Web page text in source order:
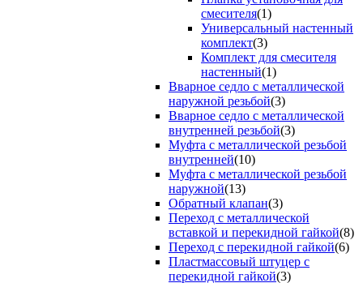
смесителя(1)
Универсальный настенный
комплект(3)
Комплект для смесителя
настенный(1)
Вварное седло с металлической
наружной резьбой(3)
Вварное седло с металлической
внутренней резьбой(3)
Муфта с металлической резьбой
внутренней(10)
Муфта с металлической резьбой
наружной(13)
Обратный клапан(3)
Переход с металлической
вставкой и перекидной гайкой(8)
Переход с перекидной гайкой(6)
Пластмассовый штуцер с
перекидной гайкой(3)